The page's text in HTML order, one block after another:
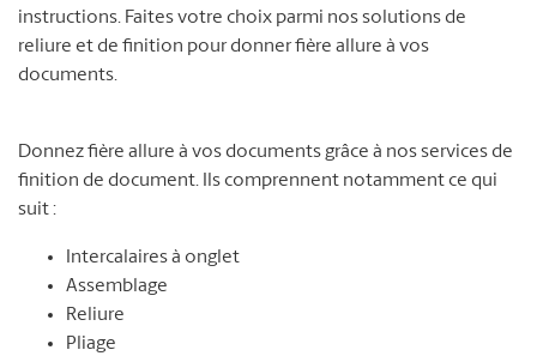
instructions. Faites votre choix parmi nos solutions de
reliure et de finition pour donner fière allure à vos
documents.
Donnez fière allure à vos documents grâce à nos services de
finition de document. Ils comprennent notamment ce qui
suit :
Intercalaires à onglet
Assemblage
Reliure
Pliage